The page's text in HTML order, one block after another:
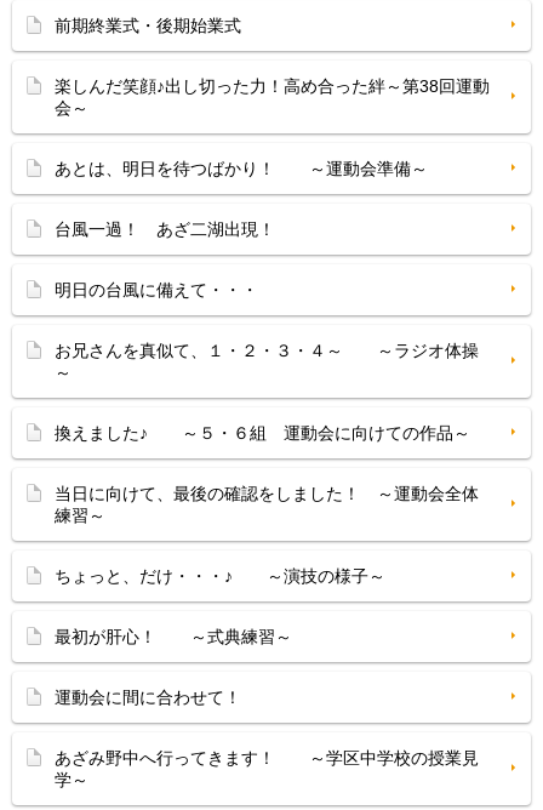
前期終業式・後期始業式
楽しんだ笑顔♪出し切った力！高め合った絆～第38回運動
会～
あとは、明日を待つばかり！ ～運動会準備～
台風一過！ あざ二湖出現！
明日の台風に備えて・・・
お兄さんを真似て、１・２・３・４～ ～ラジオ体操
～
換えました♪ ～５・６組 運動会に向けての作品～
当日に向けて、最後の確認をしました！ ～運動会全体
練習～
ちょっと、だけ・・・♪ ～演技の様子～
最初が肝心！ ～式典練習～
運動会に間に合わせて！
あざみ野中へ行ってきます！ ～学区中学校の授業見
学～